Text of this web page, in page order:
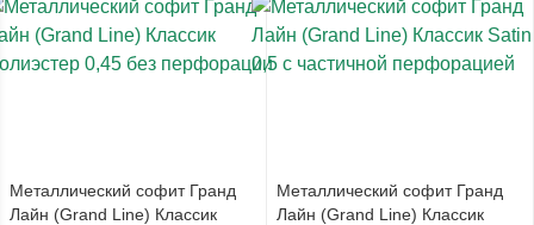
Металлический софит Гранд
Лайн (Grand Line) Классик
Металлический софит Гранд
Лайн (Grand Line) Классик